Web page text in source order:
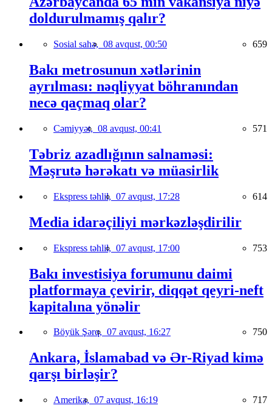
doldurulmamış qalır?
Sosial sahə, 08 avqust, 00:50 659
Bakı metrosunun xətlərinin
ayrılması: nəqliyyat böhranından
necə qaçmaq olar?
Cəmiyyət, 08 avqust, 00:41 571
Təbriz azadlığının salnaməsi:
Məşrutə hərəkatı və müasirlik
Ekspress təhlil, 07 avqust, 17:28 614
Media idarəçiliyi mərkəzləşdirilir
Ekspress təhlil, 07 avqust, 17:00 753
Bakı investisiya forumunu daimi
platformaya çevirir, diqqət qeyri-neft
kapitalına yönəlir
Böyük Şərq, 07 avqust, 16:27 750
Ankara, İslamabad və Ər-Riyad kimə
qarşı birləşir?
Amerika, 07 avqust, 16:19 717